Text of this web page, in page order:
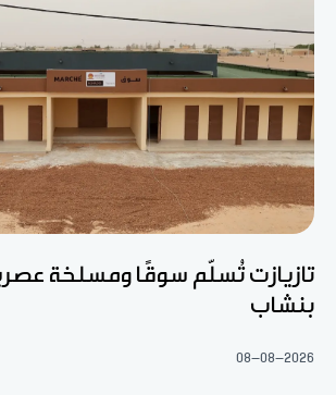
تازيازت تُسلّم سوقًا ومسلخة
بنشاب
08-08-2026